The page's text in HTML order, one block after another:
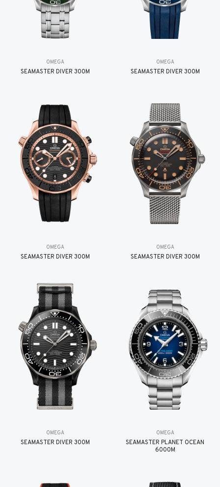
OMEGA
SEAMASTER DIVER 300M
OMEGA
SEAMASTER DIVER 300M
OMEGA
SEAMASTER DIVER 300M
OMEGA
SEAMASTER DIVER 300M
OMEGA
SEAMASTER DIVER 300M
OMEGA
SEAMASTER PLANET OCEAN
6000M